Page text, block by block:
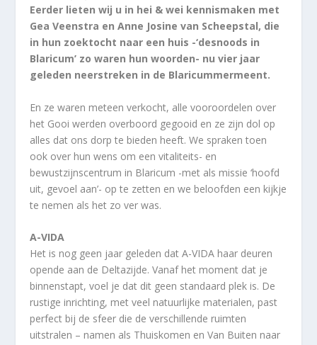
Eerder lieten wij u in hei & wei kennismaken met
Gea Veenstra en Anne Josine van Scheepstal, die
in hun zoektocht naar een huis -‘desnoods in
Blaricum’ zo waren hun woorden- nu vier jaar
geleden neerstreken in de Blaricummermeent.
En ze waren meteen verkocht, alle vooroordelen over
het Gooi werden overboord gegooid en ze zijn dol op
alles dat ons dorp te bieden heeft. We spraken toen
ook over hun wens om een vitaliteits- en
bewustzijnscentrum in Blaricum -met als missie ‘hoofd
uit, gevoel aan’- op te zetten en we beloofden een kijkje
te nemen als het zo ver was.
A-VIDA
Het is nog geen jaar geleden dat A-VIDA haar deuren
opende aan de Deltazijde. Vanaf het moment dat je
binnenstapt, voel je dat dit geen standaard plek is. De
rustige inrichting, met veel natuurlijke materialen, past
perfect bij de sfeer die de verschillende ruimten
uitstralen – namen als Thuiskomen en Van Buiten naar